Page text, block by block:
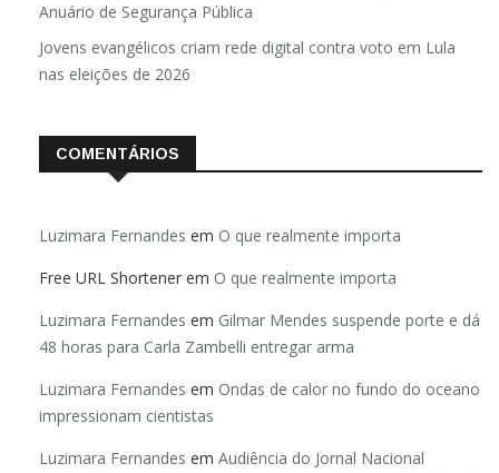
Anuário de Segurança Pública
Jovens evangélicos criam rede digital contra voto em Lula
nas eleições de 2026
COMENTÁRIOS
Luzimara Fernandes em O que realmente importa
Free URL Shortener em O que realmente importa
Luzimara Fernandes em Gilmar Mendes suspende porte e dá
48 horas para Carla Zambelli entregar arma
Luzimara Fernandes em Ondas de calor no fundo do oceano
impressionam cientistas
Luzimara Fernandes em Audiência do Jornal Nacional